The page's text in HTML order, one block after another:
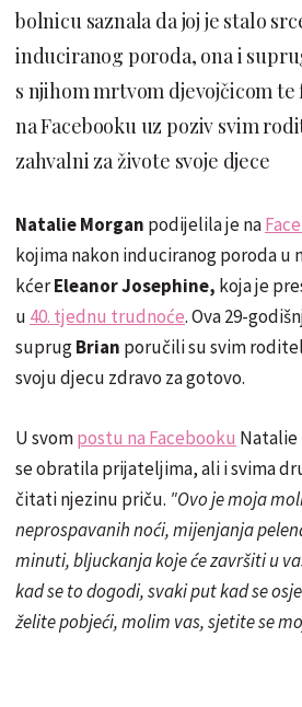
bolnicu saznala da joj je stalo
induciranog poroda, ona i
s njihom mrtvom djevojčicom
na Facebooku uz poziv svim
zahvalni za živote svoje djece
Natalie Morgan podijelila je na
kojima nakon induciranog poroda u
kćerEleanor Josephine, koja je
u 40. tjednu trudnoće. Ova 29-
suprugBrian poručili su svim
svoju djecu zdravo za gotovo.
U svompostu na Facebooku Natalie
se obratila prijateljima, ali i svima
čitati njezinu priču. "Ovo je moja
neprospavanih noći, mijenjanja
minuti, bljuckanja koje će završiti u
kad se to dogodi, svaki put kad se
želite pobjeći, molim vas, sjetite se